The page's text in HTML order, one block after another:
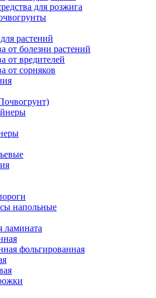
для розжига
растений
от болезни растений
от вредителей
от сорняков
напольные
ламината
фольгированная